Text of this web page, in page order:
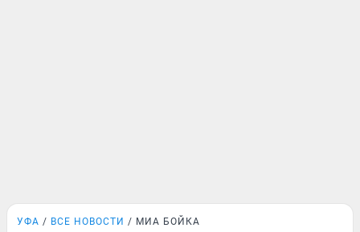
УФА ВСЕ НОВОСТИ МИА БОЙКА